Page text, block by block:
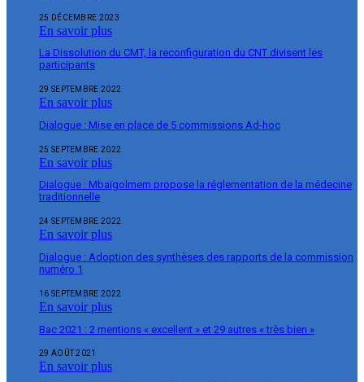
25 DÉCEMBRE 2023
En savoir plus
La Dissolution du CMT, la reconfiguration du CNT divisent les
participants
29 SEPTEMBRE 2022
En savoir plus
Dialogue : Mise en place de 5 commissions Ad-hoc
25 SEPTEMBRE 2022
En savoir plus
Dialogue : Mbaïgolmem propose la réglementation de la médecine
traditionnelle
24 SEPTEMBRE 2022
En savoir plus
Dialogue : Adoption des synthèses des rapports de la commission
numéro 1
16 SEPTEMBRE 2022
En savoir plus
Bac 2021 : 2 mentions « excellent » et 29 autres « très bien »
29 AOÛT 2021
En savoir plus